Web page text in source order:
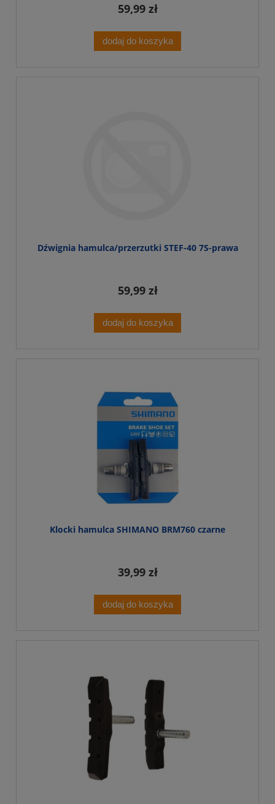
59,99 zł
dodaj do koszyka
Dźwignia hamulca/przerzutki STEF-40 7S-prawa
59,99 zł
dodaj do koszyka
Klocki hamulca SHIMANO BRM760 czarne
39,99 zł
dodaj do koszyka